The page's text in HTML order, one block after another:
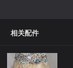
相关配件